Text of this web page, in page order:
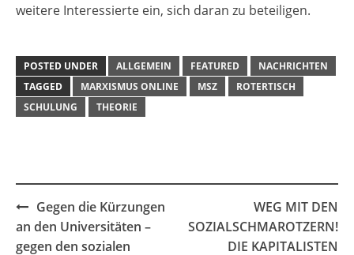
weitere Interessierte ein, sich daran zu beteiligen.
POSTED UNDER ALLGEMEIN FEATURED
NACHRICHTEN
TAGGED
MARXISMUS ONLINE MSZ
ROTERTISCH
SCHULUNG
THEORIE
Post
navigation
Gegen die Kürzungen
an den Universitäten –
gegen den sozialen
WEG MIT DEN
SOZIALSCHMAROTZERN!
DIE KAPITALISTEN